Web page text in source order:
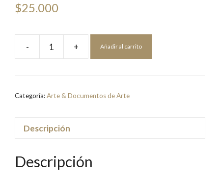
$25.000
-
Escritura
Ensayos
Políticas
y
+ Añadir al carrito
Categoría:Arte & Documentos de Arte
Descripción
Descripción